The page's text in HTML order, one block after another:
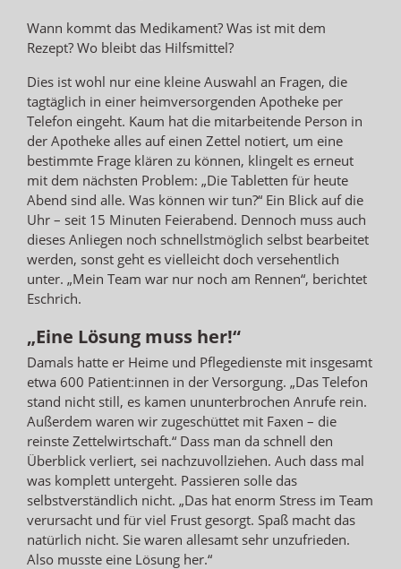
Wann kommt das Medikament? Was ist mit dem
Rezept? Wo bleibt das Hilfsmittel?
Dies ist wohl nur eine kleine Auswahl an Fragen, die
tagtäglich in einer heimversorgenden Apotheke per
Telefon eingeht. Kaum hat die mitarbeitende Person in
der Apotheke alles auf einen Zettel notiert, um eine
bestimmte Frage klären zu können, klingelt es erneut
mit dem nächsten Problem: „Die Tabletten für heute
Abend sind alle. Was können wir tun?“ Ein Blick auf die
Uhr – seit 15 Minuten Feierabend. Dennoch muss auch
dieses Anliegen noch schnellstmöglich selbst bearbeitet
werden, sonst geht es vielleicht doch versehentlich
unter. „Mein Team war nur noch am Rennen“, berichtet
Eschrich.
„Eine Lösung muss her!“
Damals hatte er Heime und Pflegedienste mit insgesamt
etwa 600 Patient:innen in der Versorgung. „Das Telefon
stand nicht still, es kamen ununterbrochen Anrufe rein.
Außerdem waren wir zugeschüttet mit Faxen – die
reinste Zettelwirtschaft.“ Dass man da schnell den
Überblick verliert, sei nachzuvollziehen. Auch dass mal
was komplett untergeht. Passieren solle das
selbstverständlich nicht. „Das hat enorm Stress im Team
verursacht und für viel Frust gesorgt. Spaß macht das
natürlich nicht. Sie waren allesamt sehr unzufrieden.
Also musste eine Lösung her.“